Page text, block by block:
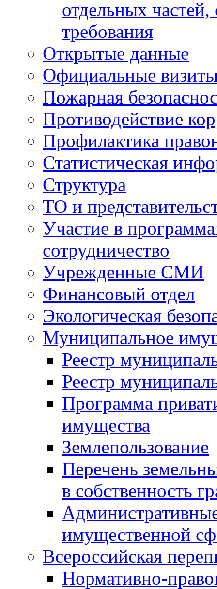
отдельных
требования
Открытые данные
Официальные
Пожарная
Противодействие
Профилактика
Статистическая
Структура
ТО и
Участие в
сотрудничество
Учрежденные СМИ
Финансовый отдел
Экологическая
Муниципальное
Реестр
Реестр
Программа
имущества
Землепользование
Перечень
в собственность
имущественной
Всероссийская
Нормативно-